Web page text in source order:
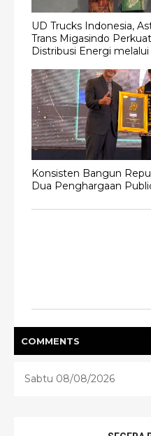
UD Trucks Indonesia,
Trans Migasindo
Distribusi Energi
Konsisten Bangun
Dua Penghargaan
COMMENTS
Sabtu 08/08/2026